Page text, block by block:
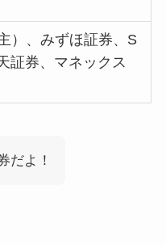
）、みずほ証券、S
証券、マネックス
だよ！